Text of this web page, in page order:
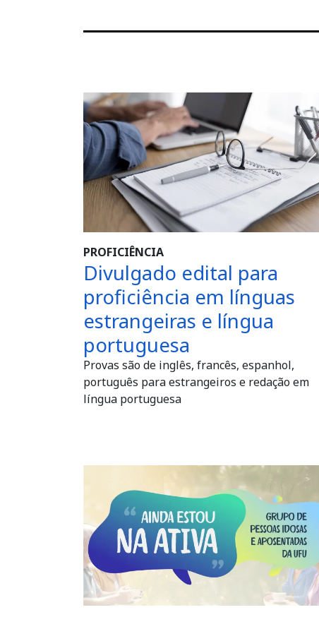
PROFICIÊNCIA
Divulgado edital para
proficiência em línguas
estrangeiras e língua
portuguesa
Provas são de inglês, francês, espanhol,
português para estrangeiros e redação em
língua portuguesa